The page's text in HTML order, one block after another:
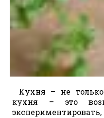
Кухня – не
кухня – это